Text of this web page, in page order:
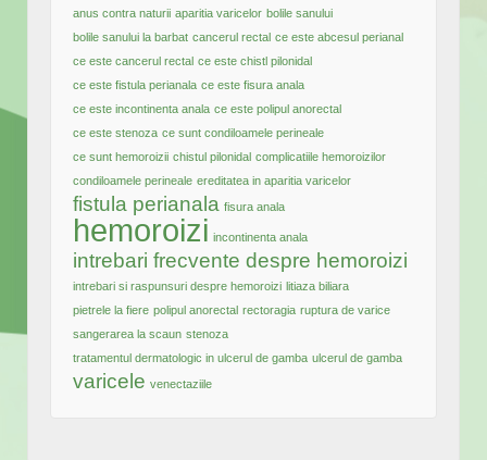
anus contra naturii aparitia varicelor bolile sanului
bolile sanului la barbat cancerul rectal ce este abcesul perianal
ce este cancerul rectal ce este chistl pilonidal
ce este fistula perianala ce este fisura anala
ce este incontinenta anala ce este polipul anorectal
ce este stenoza ce sunt condiloamele perineale
ce sunt hemoroizii chistul pilonidal complicatiile hemoroizilor
condiloamele perineale ereditatea in aparitia varicelor
fistula perianala fisura anala
hemoroizi incontinenta anala
intrebari frecvente despre hemoroizi
intrebari si raspunsuri despre hemoroizi litiaza biliara
pietrele la fiere polipul anorectal rectoragia ruptura de varice
sangerarea la scaun stenoza
tratamentul dermatologic in ulcerul de gamba ulcerul de gamba
varicele venectaziile